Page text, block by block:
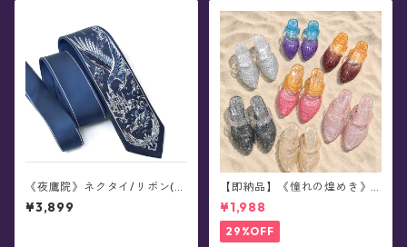
《夜鷹院》ネクタイ/リボン(全
6種)
¥3,899
【即納品】《憧れの煌めき》
スタージェリージュエル・サ
ンダル(全7色)
¥1,988
29%OFF